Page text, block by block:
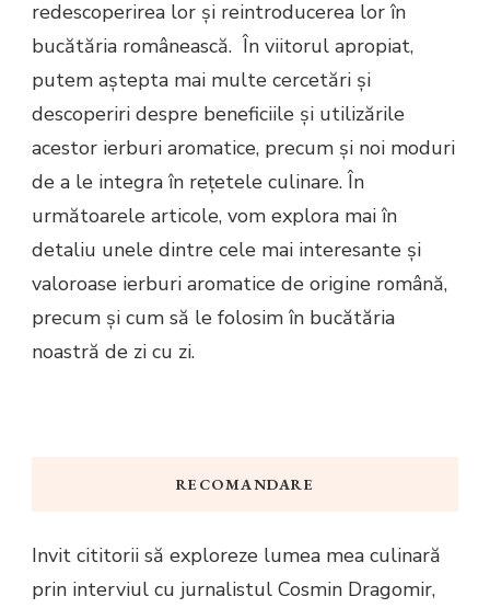
redescoperirea lor și reintroducerea lor în
bucătăria românească. În viitorul apropiat,
putem aștepta mai multe cercetări și
descoperiri despre beneficiile și utilizările
acestor ierburi aromatice, precum și noi moduri
de a le integra în rețetele culinare. În
următoarele articole, vom explora mai în
detaliu unele dintre cele mai interesante și
valoroase ierburi aromatice de origine română,
precum și cum să le folosim în bucătăria
noastră de zi cu zi.
RECOMANDARE
Invit cititorii să exploreze lumea mea culinară
prin interviul cu jurnalistul Cosmin Dragomir,